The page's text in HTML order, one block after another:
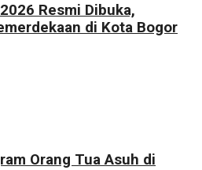
Resmi Dibuka,
di Kota Bogor
Orang Tua Asuh di